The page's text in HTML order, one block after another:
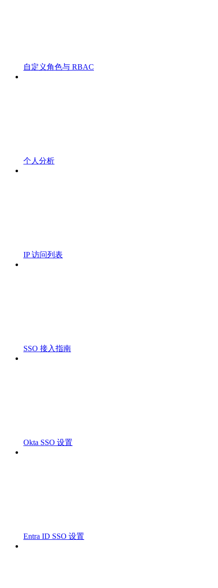
自定义角色与 RBAC
个人分析
IP 访问列表
SSO 接入指南
Okta SSO 设置
Entra ID SSO 设置